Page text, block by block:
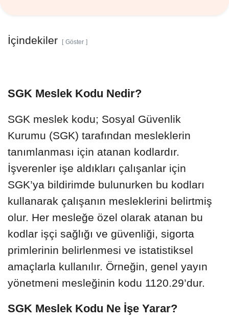
SGK Meslek Kodu Nedir?
SGK meslek kodu; Sosyal Güvenlik
Kurumu (SGK) tarafından mesleklerin
tanımlanması için atanan kodlardır.
İşverenler işe aldıkları çalışanlar için
SGK’ya bildirimde bulunurken bu kodları
kullanarak çalışanın mesleklerini belirtmiş
olur. Her mesleğe özel olarak atanan bu
kodlar işçi sağlığı ve güvenliği, sigorta
primlerinin belirlenmesi ve istatistiksel
amaçlarla kullanılır. Örneğin, genel yayın
yönetmeni mesleğinin kodu 1120.29’dur.
SGK Meslek Kodu Ne İşe Yarar?
İçindekiler Göster